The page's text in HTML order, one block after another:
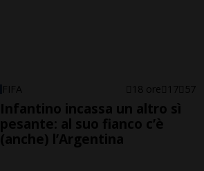
FIFA 18 ore 17 57
Infantino incassa un altro sì
pesante: al suo fianco c’è
(anche) l’Argentina